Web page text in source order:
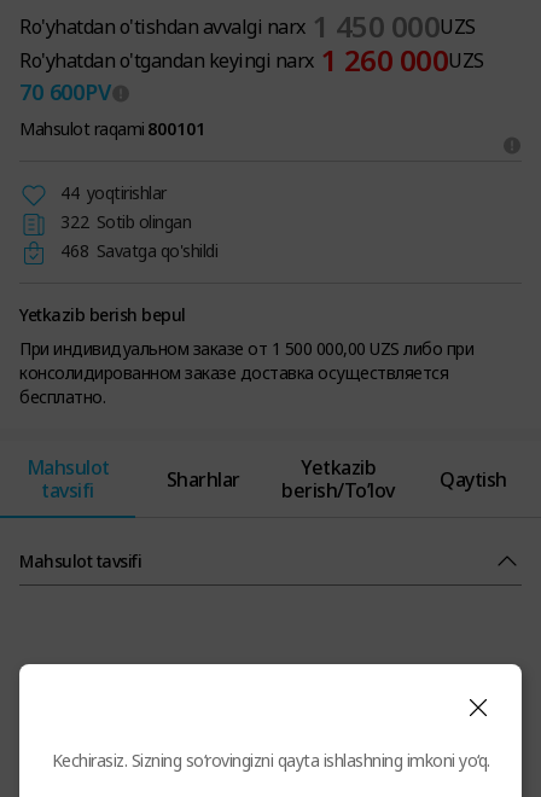
Ro'yhatdan o'tishdan avvalgi narx 1 450 000UZS
Ro'yhatdan o'tgandan keyingi narx 1 260 000UZS
70 600PV
Mahsulot raqami 800101
44 yoqtirishlar
322 Sotib olingan
468 Savatga qo'shildi
Yetkazib berish bepul
При индивидуальном заказе от 1 500 000,00 UZS либо при
консолидированном заказе доставка осуществляется
бесплатно.
Mahsulot
tavsifi
Sharhlar
Yetkazib
berish/To’lov
Qaytish
Mahsulot tavsifi
Kechirasiz. Sizning so‘rovingizni qayta ishlashning imkoni yo‘q.